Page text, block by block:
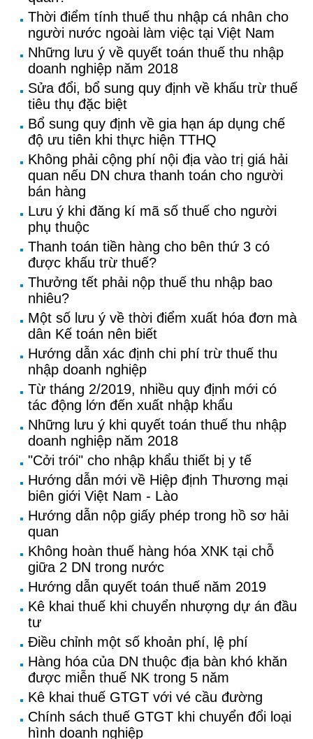
Thời điểm tính thuế thu nhập cá nhân cho
người nước ngoài làm việc tại Việt Nam
Những lưu ý về quyết toán thuế thu nhập
doanh nghiệp năm 2018
Sửa đổi, bổ sung quy định về khấu trừ thuế
tiêu thụ đặc biệt
Bổ sung quy định về gia hạn áp dụng chế
độ ưu tiên khi thực hiện TTHQ
Không phải cộng phí nội địa vào trị giá hải
quan nếu DN chưa thanh toán cho người
bán hàng
Lưu ý khi đăng kí mã số thuế cho người
phụ thuộc
Thanh toán tiền hàng cho bên thứ 3 có
được khấu trừ thuế?
Thưởng tết phải nộp thuế thu nhập bao
nhiêu?
Một số lưu ý về thời điểm xuất hóa đơn mà
dân Kế toán nên biết
Hướng dẫn xác định chi phí trừ thuế thu
nhập doanh nghiệp
Từ tháng 2/2019, nhiều quy định mới có
tác động lớn đến xuất nhập khẩu
Những lưu ý khi quyết toán thuế thu nhập
doanh nghiệp năm 2018
"Cởi trói" cho nhập khẩu thiết bị y tế
Hướng dẫn mới về Hiệp định Thương mại
biên giới Việt Nam - Lào
Hướng dẫn nộp giấy phép trong hồ sơ hải
quan
Không hoàn thuế hàng hóa XNK tại chỗ
giữa 2 DN trong nước
Hướng dẫn quyết toán thuế năm 2019
Kê khai thuế khi chuyển nhượng dự án đầu
tư
Điều chỉnh một số khoản phí, lệ phí
Hàng hóa của DN thuộc địa bàn khó khăn
được miễn thuế NK trong 5 năm
Kê khai thuế GTGT với vé cầu đường
Chính sách thuế GTGT khi chuyển đổi loại
hình doanh nghiệp